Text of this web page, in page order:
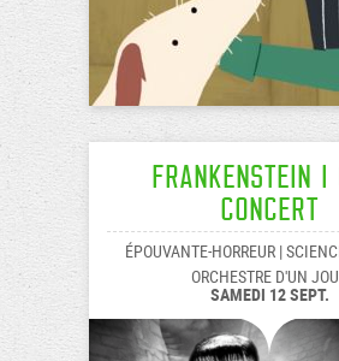
Frankenstein I
Concert
ÉPOUVANTE-HORREUR |
ORCHESTRE D'UN
SAMEDI 12 SEPT.